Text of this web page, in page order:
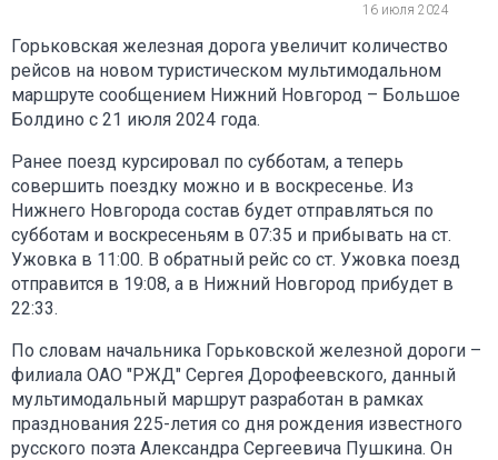
16 июля 2024
Горьковская железная дорога увеличит количество
рейсов на новом туристическом мультимодальном
маршруте сообщением Нижний Новгород – Большое
Болдино с 21 июля 2024 года.
Ранее поезд курсировал по субботам, а теперь
совершить поездку можно и в воскресенье. Из
Нижнего Новгорода состав будет отправляться по
субботам и воскресеньям в 07:35 и прибывать на ст.
Ужовка в 11:00. В обратный рейс со ст. Ужовка поезд
отправится в 19:08, а в Нижний Новгород прибудет в
22:33.
По словам начальника Горьковской железной дороги –
филиала ОАО "РЖД" Сергея Дорофеевского, данный
мультимодальный маршрут разработан в рамках
празднования 225-летия со дня рождения известного
русского поэта Александра Сергеевича Пушкина. Он